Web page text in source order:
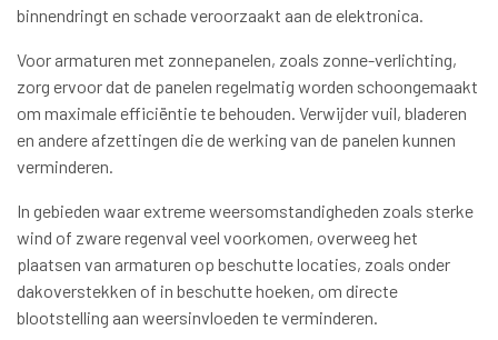
binnendringt en schade veroorzaakt aan de elektronica.
Voor armaturen met zonnepanelen, zoals zonne-verlichting,
zorg ervoor dat de panelen regelmatig worden schoongemaakt
om maximale efficiëntie te behouden. Verwijder vuil, bladeren
en andere afzettingen die de werking van de panelen kunnen
verminderen.
In gebieden waar extreme weersomstandigheden zoals sterke
wind of zware regenval veel voorkomen, overweeg het
plaatsen van armaturen op beschutte locaties, zoals onder
dakoverstekken of in beschutte hoeken, om directe
blootstelling aan weersinvloeden te verminderen.